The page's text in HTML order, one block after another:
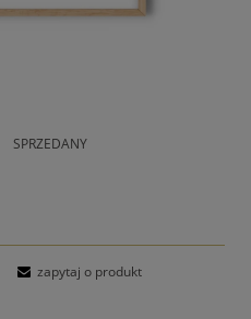
SPRZEDANY
zapytaj o produkt